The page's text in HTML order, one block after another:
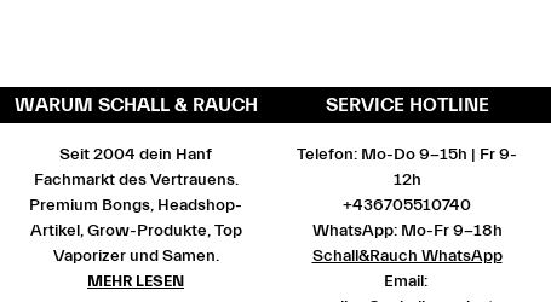
WARUM SCHALL & RAUCH
Seit 2004 dein Hanf
Fachmarkt des Vertrauens.
Premium Bongs, Headshop-
Artikel, Grow-Produkte, Top
Vaporizer und Samen.
MEHR LESEN
SERVICE HOTLINE
Telefon: Mo-Do 9-15h | Fr 9-
12h
+436705510740
WhatsApp: Mo-Fr 9-18h
Schall&Rauch WhatsApp
Email: